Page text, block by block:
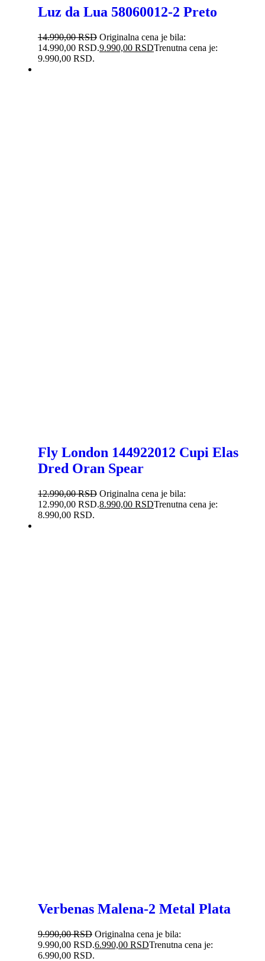
Luz da Lua 58060012-2 Preto
14.990,00RSD Originalna cena je bila:
14.990,00 RSD.9.990,00 RSDTrenutna cena je:
9.990,00 RSD.
Fly London 144922012 Cupi Elas
Dred Oran Spear
12.990,00RSD Originalna cena je bila:
12.990,00 RSD.8.990,00 RSDTrenutna cena je:
8.990,00 RSD.
Verbenas Malena-2 Metal Plata
9.990,00RSD Originalna cena je bila:
9.990,00 RSD.6.990,00 RSDTrenutna cena je:
6.990,00 RSD.